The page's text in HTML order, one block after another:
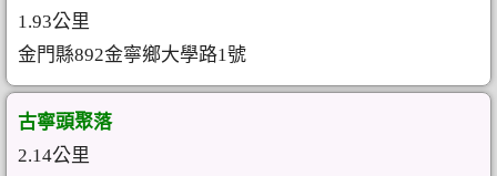
1.93公里
金門縣892金寧鄉大學路1號
古寧頭聚落
2.14公里